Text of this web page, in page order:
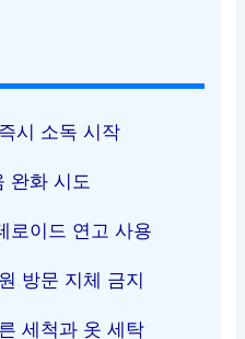
시 소독 시작
완화 시도
로이드 연고 사용
방문 지체 금지
세척과 옷 세탁